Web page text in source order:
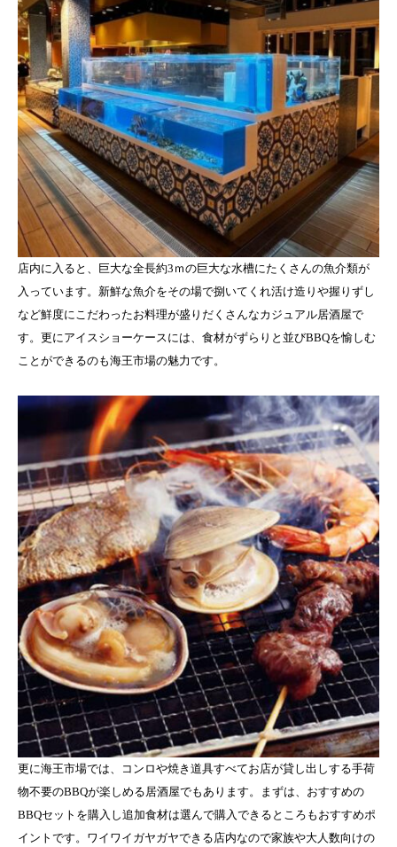
店内に入ると、巨大な全長約3ｍの巨大な水槽にたくさんの魚介類が
入っています。新鮮な魚介をその場で捌いてくれ活け造りや握りずし
など鮮度にこだわったお料理が盛りだくさんなカジュアル居酒屋で
す。更にアイスショーケースには、食材がずらりと並びBBQを愉しむ
ことができるのも海王市場の魅力です。
更に海王市場では、コンロや焼き道具すべてお店が貸し出しする手荷
物不要のBBQが楽しめる居酒屋でもあります。まずは、おすすめの
BBQセットを購入し追加食材は選んで購入できるところもおすすめポ
イントです。ワイワイガヤガヤできる店内なので家族や大人数向けの